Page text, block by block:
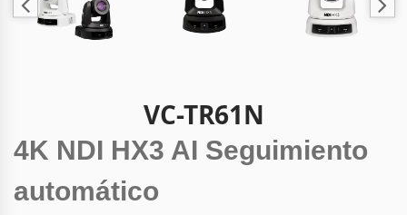
VC-TR61N
4K NDI HX3 AI Seguimiento
automático